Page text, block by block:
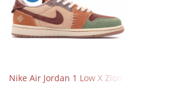
Nike Air Jordan 1 Low X Zion Williamson